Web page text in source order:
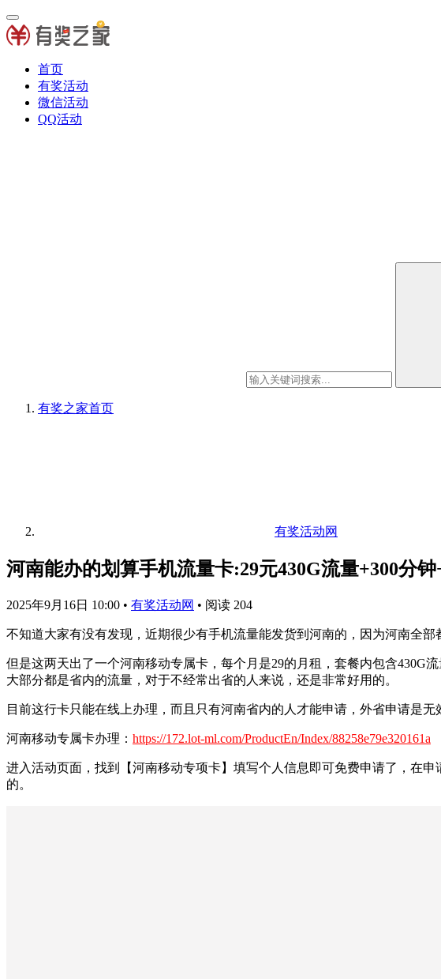
首页
有奖活动
微信活动
QQ活动
有奖之家首页
有奖活动网
河南能办的划算手机流量卡:29元430G流量+300分
2025年9月16日 10:00 • 有奖活动网 • 阅读 204
不知道大家有没有发现，近期很少有手机流量能发货到河南的，因为河南全
但是这两天出了一个河南移动专属卡，每个月是29的月租，套餐内包含430G
大部分都是省内的流量，对于不经常出省的人来说，还是非常好用的。
目前这行卡只能在线上办理，而且只有河南省内的人才能申请，外省申请是
河南移动专属卡办理： https://172.lot-ml.com/ProductEn/Index/88258e79e320161a
进入活动页面，找到【河南移动专项卡】填写个人信息即可免费申请了，在
的。